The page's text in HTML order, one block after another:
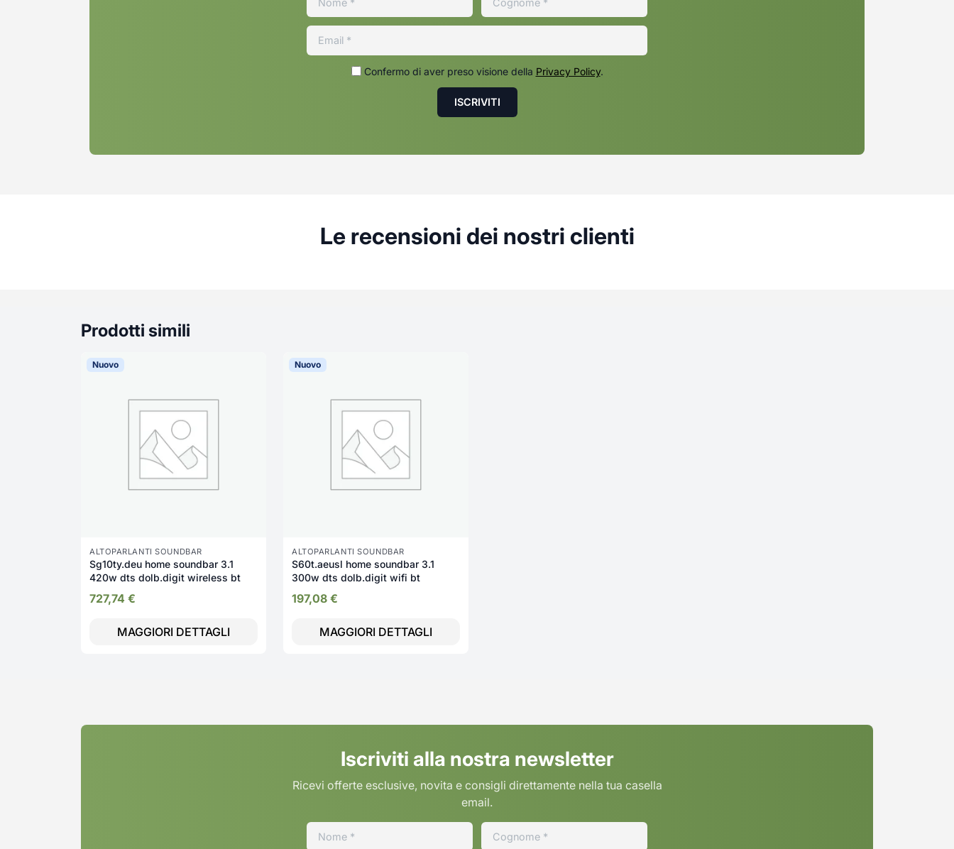
Confermo di aver preso visione della Privacy Policy.
Le recensioni dei nostri clienti
Prodotti simili
Nuovo
ALTOPARLANTI SOUNDBAR
Sg10ty.deu home soundbar 3.1
420w dts dolb.digit wireless bt
727,74 €
MAGGIORI DETTAGLI
Nuovo
ALTOPARLANTI SOUNDBAR
S60t.aeusl home soundbar 3.1
300w dts dolb.digit wifi bt
197,08 €
MAGGIORI DETTAGLI
Iscriviti alla nostra newsletter
Ricevi offerte esclusive, novita e consigli direttamente nella tua casella
email.